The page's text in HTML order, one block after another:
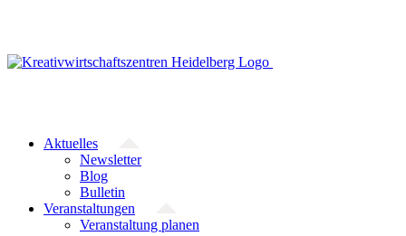
Aktuelles
Newsletter
Blog
Bulletin
Veranstaltungen
Veranstaltung planen